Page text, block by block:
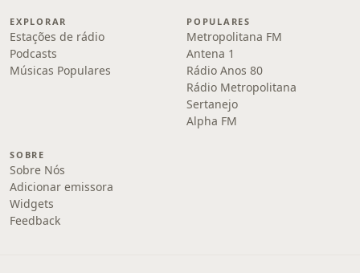
EXPLORAR
Estações de rádio
Podcasts
Músicas Populares
POPULARES
Metropolitana FM
Antena 1
Rádio Anos 80
Rádio Metropolitana
Sertanejo
Alpha FM
SOBRE
Sobre Nós
Adicionar emissora
Widgets
Feedback